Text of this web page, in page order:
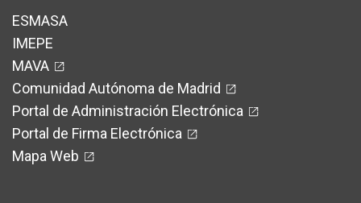
ESMASA
IMEPE
MAVA
Comunidad Autónoma de Madrid
Portal de Administración Electrónica
Portal de Firma Electrónica
Mapa Web